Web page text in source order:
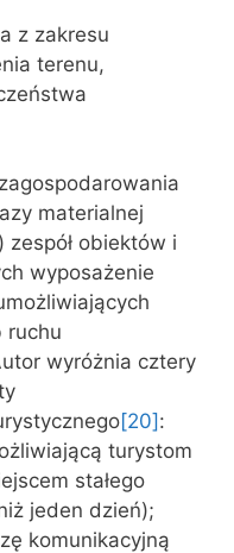
z zakresu
terenu,
materialnej
obiektów i
wyposażenie
ruchu
wyróżnia cztery
[20] :
turystom
stałego
jeden dzień);
komunikacyjną